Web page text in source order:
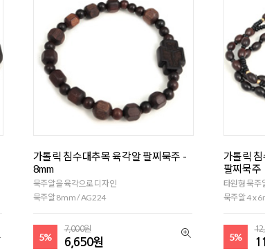
가톨릭 침수대추목 육각알 팔찌묵주 -
8mm
묵주알을 육각으로 디자인
묵주알 8mm / AG224
5%
7,000원
6,650원
가톨릭
팔찌묵주
타원형 묵주
묵주알 4 x
5%